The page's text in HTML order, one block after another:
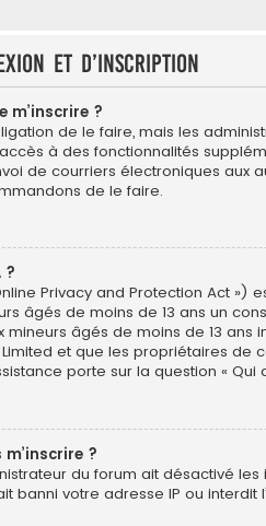
et d’inscription
m’inscrire ?
de le faire, mais les
à des fonctionnalités
de courriers électroniques aux
de le faire.
?
Privacy and Protection Act
âgés de moins de 13 ans un
mineurs âgés de moins de 13
et que les propriétaires
porte sur la question «
?
du forum ait désactivé
banni votre adresse IP ou interdit